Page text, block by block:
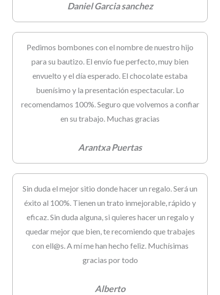
Daniel Garcia sanchez
Pedimos bombones con el nombre de nuestro hijo
para su bautizo. El envío fue perfecto, muy bien
envuelto y el día esperado. El chocolate estaba
buenísimo y la presentación espectacular. Lo
recomendamos 100%. Seguro que volvemos a confiar
en su trabajo. Muchas gracias
Arantxa Puertas
Sin duda el mejor sitio donde hacer un regalo. Será un
éxito al 100%. Tienen un trato inmejorable, rápido y
eficaz. Sin duda alguna, si quieres hacer un regalo y
quedar mejor que bien, te recomiendo que trabajes
con ell@s. A mí me han hecho feliz. Muchísimas
gracias por todo
Alberto